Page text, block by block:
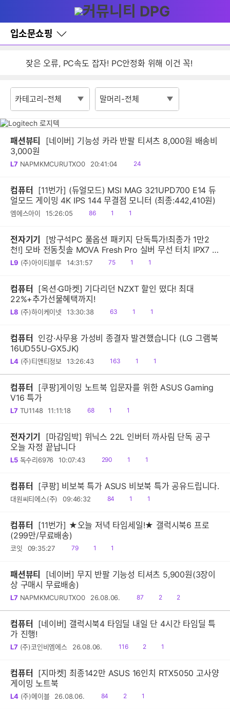
와
홈
입소문쇼핑
바
로
기
어
잦은 오류, PC속도 잡자! PC안정화 위해 이건 꼭!
게시판 활동 제한 정책 안내
패션뷰티
[네이버] 기능성 카라 반팔 티셔츠 8,000원 배송비
3,000원
L7 NAPMKMCURUTXO0 20:41:04
읽
24
컴퓨터
[11번가] (듀얼모드) MSI MAG 321UPD700 E14 듀
얼모드 게이밍 4K IPS 144 무결점 모니터 (최종:442,410원)
엠에스아이 15:26:05
읽
86
공1
댓1
전자기기
[방구석PC 풀옵션 패키지 단독특가!최종가 1만2
천!] 모바 전동칫솔 MOVA Fresh Pro 실버 무선 터치 IPX7 방
수 10단계 진동 음파 전동칫솔
L9 (주)아이티블루 14:31:57
읽
75
공1
댓1
컴퓨터
[옥션·G마켓] 기다리던 NZXT 할인 떴다! 최대
22%+추가선물혜택까지!
L8 (주)하이케이넷 13:30:38
읽
63
공1
댓1
컴퓨터
인강·사무용 가성비 종결자 발견했습니다 (LG 그램북
16UD55U-GX5JK)
L4 (주)티앤티정보 13:26:43
읽
163
공1
댓1
컴퓨터
[쿠팡]게이밍 노트북 입문자를 위한 ASUS Gaming
V16 특가
L7 TU1148 11:11:18
읽
68
공1
댓1
전자기기
[마감임박] 위닉스 22L 인버터 까사림 단독 공구
오늘 자정 끝납니다
L5 독수리6976 10:07:43
읽
290
공1
댓1
컴퓨터 [쿠팡] 비보북 특가 ASUS 비보북 특가 공유드립니다.
대원씨티에스(주) 09:46:32
읽
84
공1
댓1
컴퓨터
[11번가] ★오늘 저녁 타임세일!★ 갤럭시북6 프로
(299만/무료배송)
코잇 09:35:27
읽
79
공1
댓1
패션뷰티
[네이버] 무지 반팔 기능성 티셔츠 5,900원(3장이
상 구매시 무료배송)
L7 NAPMKMCURUTXO0 26.08.06.
읽
87
공
2
댓
2
컴퓨터
[네이버] 갤럭시북4 타임딜 내일 단 4시간 타임딜 특
가 진행!
L7 (주)코인비엠에스 26.08.06.
읽
116
공
2
댓1
컴퓨터
[지마켓] 최종142만 ASUS 16인치 RTX5050 고사양
게이밍 노트북
L4 (주)에이블 26.08.06.
읽
84
공
2
댓1